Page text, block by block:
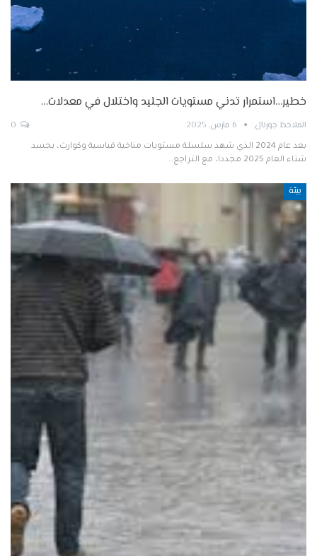
خطير…استمرار تدني مستويات الجليد واختلال في معدلات…
الملاحظ جورنال 6 مارس, 2025
بعد عام 2024 الذي شهد سلسلة مستويات مناخية قياسية وكوارث، يجسد
شتاء العام 2025 مجددا، مع التراجع…
بيئة